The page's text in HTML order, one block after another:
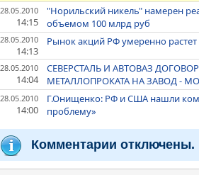
28.05.2010
14:15
"Норильский никель" намерен
объемом 100 млрд руб
28.05.2010
14:13
Рынок акций РФ умеренно
28.05.2010
14:04
СЕВЕРСТАЛЬ И АВТОВАЗ
МЕТАЛЛОПРОКАТА НА ЗАВОД -
28.05.2010
14:00
Г.Онищенко: РФ и США нашли
проблему»
Комментарии отключены.